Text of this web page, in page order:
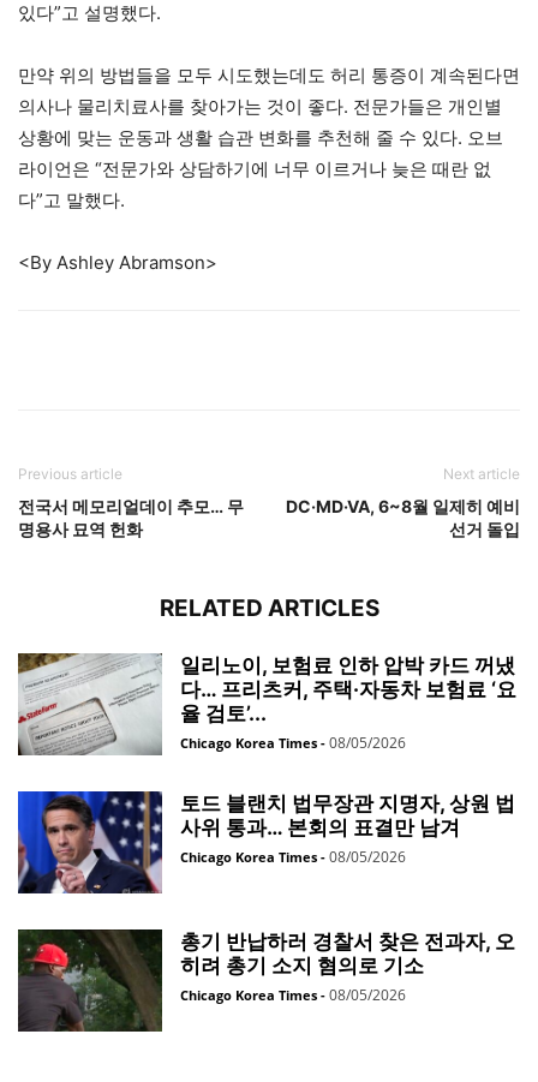
있다”고 설명했다.
만약 위의 방법들을 모두 시도했는데도 허리 통증이 계속된다면
의사나 물리치료사를 찾아가는 것이 좋다. 전문가들은 개인별
상황에 맞는 운동과 생활 습관 변화를 추천해 줄 수 있다. 오브
라이언은 “전문가와 상담하기에 너무 이르거나 늦은 때란 없
다”고 말했다.
<By Ashley Abramson>
Previous article
전국서 메모리얼데이 추모… 무
명용사 묘역 헌화
Next article
DC·MD·VA, 6~8월 일제히 예비
선거 돌입
RELATED ARTICLES
일리노이, 보험료 인하 압박 카드 꺼냈
다… 프리츠커, 주택·자동차 보험료 ‘요
율 검토’...
Chicago Korea Times - 08/05/2026
토드 블랜치 법무장관 지명자, 상원 법
사위 통과… 본회의 표결만 남겨
Chicago Korea Times - 08/05/2026
총기 반납하러 경찰서 찾은 전과자, 오
히려 총기 소지 혐의로 기소
Chicago Korea Times - 08/05/2026